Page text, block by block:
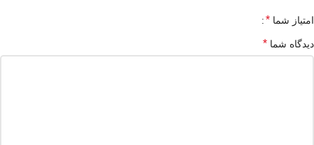
امتیاز شما *
دیدگاه شما *